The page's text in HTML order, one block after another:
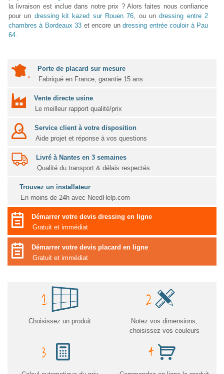
la livraison est inclue dans notre prix ? Alors faites nous confiance
pour un dressing kit kazed sur Rouen 76 , ou undressing entre 2
chambres à Bordeaux 33 et encore undressing entrée couloir à Pau
64
Porte de placard sur mesure
Fabriqué en France, garantie 15 ans
Vente directe usine
Le meilleur rapport qualité/prix
Service client à votre disposition
Aide projet et réponse à vos questions
Livré à Nantes en 3 semaines
Qualité du transport & délais respectés
Trouvez un installateur
En moins de 24h avec NeedHelp.com
Démarrer votre devis dressing en ligne
Gratuit et immédiat
Démarrer votre devis placard en ligne
Gratuit et immédiat
Choisissez un produit
Notez vos dimensions,
choisissez vos couleurs